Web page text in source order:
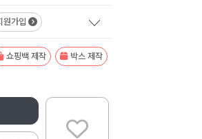
원가입
쇼핑백 제작 박스 제작